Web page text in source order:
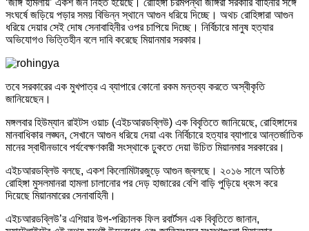
‘জঙ্গি হামলায়’ একশ জন নিহত হয়েছে। রোহিঙ্গা চরমপন্থী জঙ্গিরা সরকারি বাহিনীর সঙ্গে
সংঘর্ষে জড়িয়ে পড়ার সময় বিভিন্ন স্থানে আগুন ধরিয়ে দিচ্ছে। অথচ রোহিঙ্গারা আগুন
ধরিয়ে দেয়ার সেই দোষ সেনাবাহিনীর ওপর চাপিয়ে দিচ্ছে। নির্বিচারে মানুষ হত্যার
অভিযোগও ভিত্তিহীন বলে দাবি করেছে মিয়ানমার সরকার।
তবে সরকারের এক মুখপাত্র এ ব্যাপারে কোনো রকম মন্তব্য করতে অস্বীকৃতি
জানিয়েছেন।
মঙ্গলবার হিউম্যান রাইটস ওয়াচ (এইচআরডব্লিউ) এক বিবৃতিতে জানিয়েছে, রোহিঙ্গাদের
মানবাধিকার লঙ্ঘন, সেখানে আগুন ধরিয়ে দেয়া এবং নির্বিচারে হত্যার ব্যাপারে আন্তর্জাতিক
মানের স্বাধীনভাবে পর্যবেক্ষণকারী সংস্থাকে ঢুকতে দেয়া উচিত মিয়ানমার সরকারের।
এইচআরডব্লিউ বলছে, একশ কিলোমিটারজুড়ে আগুন জ্বলছে। ২০১৬ সালে অতিষ্ঠ
রোহিঙ্গা মুসলমানরা হামলা চালানোর পর দেড় হাজারের বেশি বাড়ি পুড়িয়ে ধ্বংস করে
দিয়েছে মিয়ানমারের সেনাবাহিনী।
এইচআরডব্লিউ’র এশিয়ার উপ-পরিচালক ফিল রবার্টসন এক বিবৃতিতে জানান,